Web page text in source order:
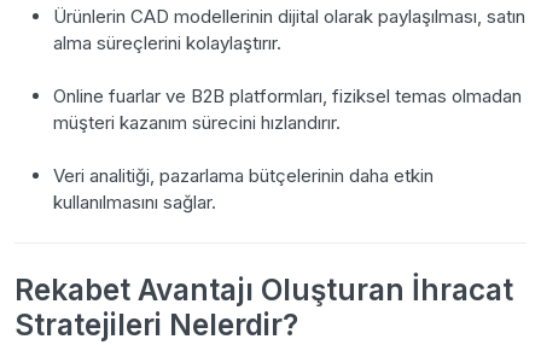
Ürünlerin CAD modellerinin dijital olarak paylaşılması, satın
alma süreçlerini kolaylaştırır.
Online fuarlar ve B2B platformları, fiziksel temas olmadan
müşteri kazanım sürecini hızlandırır.
Veri analitiği, pazarlama bütçelerinin daha etkin
kullanılmasını sağlar.
Rekabet Avantajı Oluşturan İhracat
Stratejileri Nelerdir?